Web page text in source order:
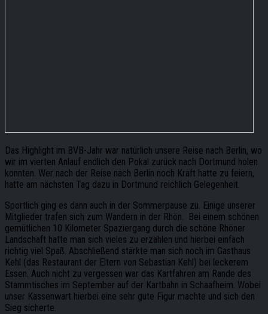
Das Highlight im BVB-Jahr war natürlich unsere Reise nach Berlin, wo
wir im vierten Anlauf endlich den Pokal zurück nach Dortmund holen
konnten. Wer nach der Reise nach Berlin noch Kraft hatte zu feiern,
hatte am nächsten Tag dazu in Dortmund reichlich Gelegenheit.
Sportlich ging es dann auch in der Sommerpause zu. Einige unserer
Mitglieder trafen sich zum Wandern in der Rhön. Bei einem schönen
gemütlichen 10 Kilometer Spaziergang durch die schöne Rhöner
Landschaft hatte man sich vieles zu erzählen und hierbei einfach
richtig viel Spaß. Abschließend stärkte man sich noch im Gasthaus
Kehl (das Restaurant der Eltern von Sebastian Kehl) bei leckerem
Essen. Auch nicht zu vergessen war das Kartfahren am Rande des
Stammtisches im September auf der Kartbahn in Schaafheim. Wobei
unser Kassenwart hierbei eine sehr gute Figur machte und sich den
Sieg sicherte.